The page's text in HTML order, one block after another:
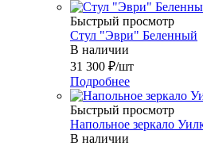
Быстрый просмотр
Стул "Эври" Беленный
В наличии
31 300 ₽/шт
Подробнее
Быстрый просмотр
Напольное зеркало
В наличии